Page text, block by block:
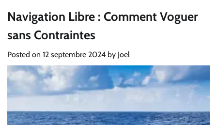
Navigation Libre : Comment Voguer
sans Contraintes
Posted on 12 septembre 2024 by Joel